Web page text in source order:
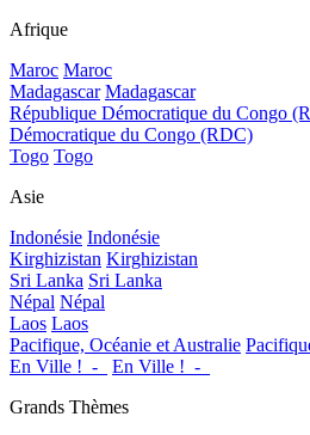
Afrique
Maroc Maroc
Madagascar Madagascar
République Démocratique du Congo
Démocratique du Congo (RDC)
Togo Togo
Asie
Indonésie Indonésie
Kirghizistan Kirghizistan
Sri Lanka Sri Lanka
Népal Népal
Laos Laos
Pacifique, Océanie et Australie
En Ville !_-_
En Ville !_-_
Grands Thèmes